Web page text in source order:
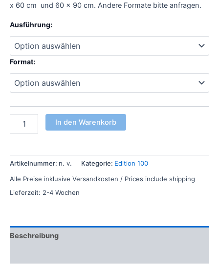
x 60 cm und 60 x 90 cm. Andere Formate bitte anfragen.
Ausführung:
Format:
In den Warenkorb
Artikelnummer: n. v. Kategorie: Edition 100
Alle Preise inklusive Versandkosten / Prices include shipping
Lieferzeit: 2-4 Wochen
Beschreibung